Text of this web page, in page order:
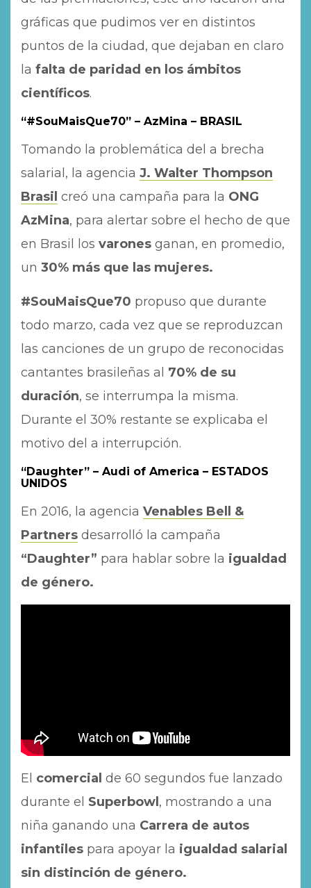
gráficas que pudimos ver en distintos
puntos de la ciudad, que dejaban en claro
la falta de paridad en los ámbitos
científicos.
“#SouMaisQue70” – AzMina – BRASIL
Tomando la problemática del a brecha
salarial, la agencia J. Walter Thompson
Brasil creó una campaña para la ONG
AzMina, para alertar sobre el hecho de que
en Brasil los varones ganan, en promedio,
un 30% más que las mujeres.
#SouMaisQue70 propuso que durante
todo marzo, cada vez que se reproduzcan
las canciones de un grupo de reconocidas
cantantes brasileñas al 70% de su
duración, se interrumpa la misma.
Durante el 30% restante se explicaba el
motivo del a interrupción.
“Daughter” – Audi of America – ESTADOS
UNIDOS
En 2016, la agencia Venables Bell &
Partners desarrolló la campaña
“Daughter” para hablar sobre la igualdad
de género.
El comercial de 60 segundos fue lanzado
durante el Superbowl , mostrando a una
niña ganando una Carrera de autos
infantiles para apoyar la igualdad salarial
sin distinción de género.